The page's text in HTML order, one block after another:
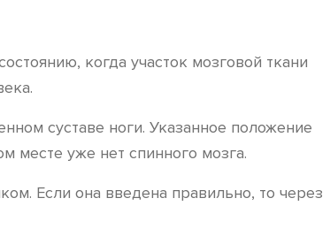
когда участок мозговой ткани
суставе ноги. Указанное положение
месте уже нет спинного мозга.
Если она введена правильно, то через